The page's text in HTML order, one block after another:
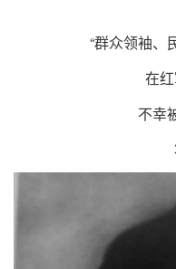
“群众领袖、
在
不幸